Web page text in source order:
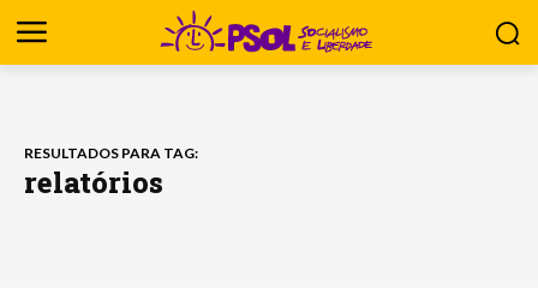
RESULTADOS PARA TAG:
relatórios